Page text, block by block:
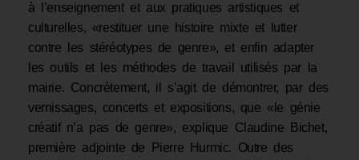
à l’enseignement et aux pratiques artistiques et
culturelles, «restituer une histoire mixte et lutter
contre les stéréotypes de genre», et enfin adapter
les outils et les méthodes de travail utilisés par la
mairie. Concrètement, il s’agit de démontrer, par des
vernissages, concerts et expositions, que «le génie
créatif n’a pas de genre», explique Claudine Bichet,
première adjointe de Pierre Hurmic. Outre des